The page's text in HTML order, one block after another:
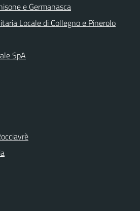
e Germanasca
Locale di Collegno e Pinerolo
SpA